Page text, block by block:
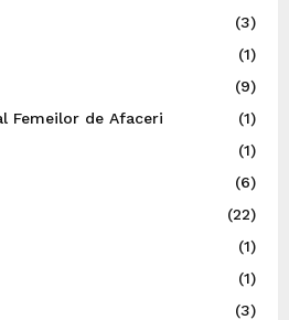
(3)
(1)
(9)
Femeilor de Afaceri
(1)
(1)
(6)
(22)
(1)
(1)
(3)